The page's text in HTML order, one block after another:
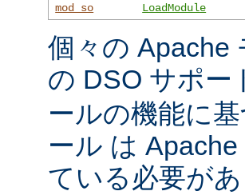
mod_so
LoadModule
個々の Apache
の DSO サポー
ールの機能に
ール は
ている必要が